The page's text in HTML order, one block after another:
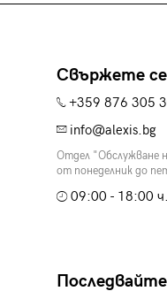
Свържете се
+359 876 305
info@alexis.bg
Отдел "Обслужване
от понеделник до
09:00 - 18:00 ч.